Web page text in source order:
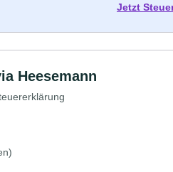
Jetzt
Heesemann